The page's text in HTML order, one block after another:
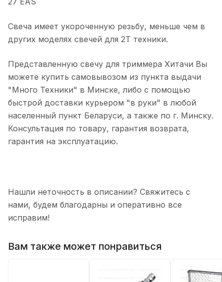
Свеча имеет укороченную резьбу, меньше чем в
других моделях свечей для 2Т техники.
Представленную свечу для триммера Хитачи Вы
можете купить самовывозом из пункта выдачи
"Много Техники" в Минске, либо с помощью
быстрой доставки курьером "в руки" в любой
населенный пункт Беларуси, а также по г. Минску.
Консультация по товару, гарантия возврата,
гарантия на эксплуатацию.
Нашли неточность в описании? Свяжитесь с
нами, будем благодарны и оперативно все
исправим!
Вам также может понравиться